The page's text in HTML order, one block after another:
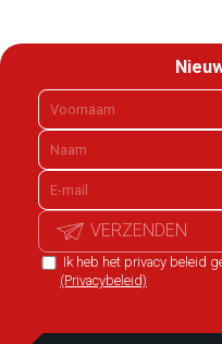
Ik heb het privacy beleid
(Privacybeleid)
VERZENDEN